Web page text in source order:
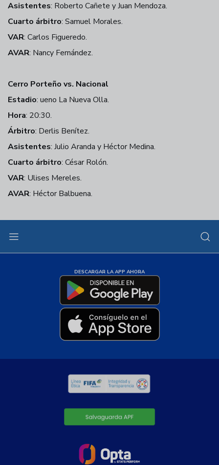
Asistentes: Roberto Cañete y Juan Mendoza.
Cuarto árbitro: Samuel Morales.
VAR: Carlos Figueredo.
AVAR: Nancy Fernández.
Cerro Porteño vs. Nacional
Estadio: ueno La Nueva Olla.
Hora: 20:30.
Árbitro: Derlis Benítez.
Asistentes: Julio Aranda y Héctor Medina.
Cuarto árbitro: César Rolón.
VAR: Ulises Mereles.
AVAR: Héctor Balbuena.
DESCARGAR LA APP AHORA